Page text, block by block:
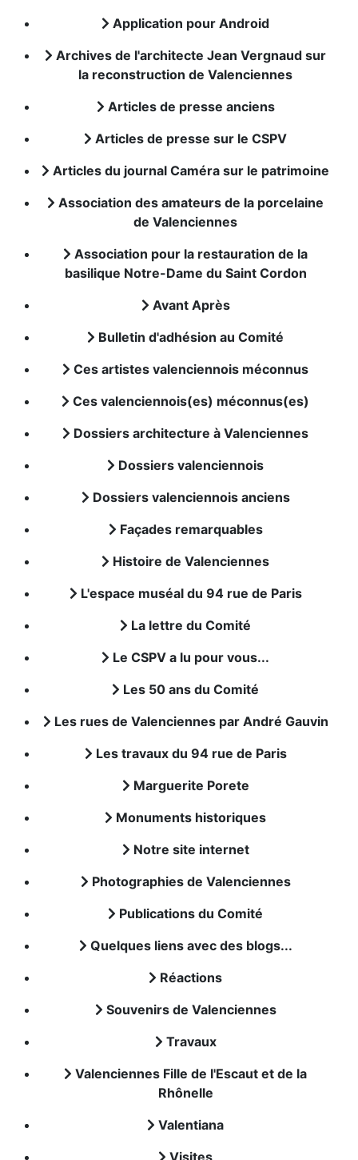
Application pour Android
Archives de l'architecte Jean Vergnaud sur
la reconstruction de Valenciennes
Articles de presse anciens
Articles de presse sur le CSPV
Articles du journal Caméra sur le patrimoine
Association des amateurs de la porcelaine
de Valenciennes
Association pour la restauration de la
basilique Notre-Dame du Saint Cordon
Avant Après
Bulletin d'adhésion au Comité
Ces artistes valenciennois méconnus
Ces valenciennois(es) méconnus(es)
Dossiers architecture à Valenciennes
Dossiers valenciennois
Dossiers valenciennois anciens
Façades remarquables
Histoire de Valenciennes
L'espace muséal du 94 rue de Paris
La lettre du Comité
Le CSPV a lu pour vous...
Les 50 ans du Comité
Les rues de Valenciennes par André Gauvin
Les travaux du 94 rue de Paris
Marguerite Porete
Monuments historiques
Notre site internet
Photographies de Valenciennes
Publications du Comité
Quelques liens avec des blogs...
Réactions
Souvenirs de Valenciennes
Travaux
Valenciennes Fille de l'Escaut et de la
Rhônelle
Valentiana
Visites